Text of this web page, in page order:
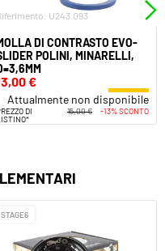
U243.093
DI CONTRASTO EVO-
POLINI, MINARELLI,
€
Attualmente non disponibile
DI
15,00 € -13% SCONTO
STAGE6